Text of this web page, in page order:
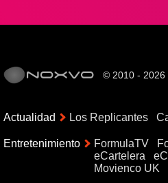
© 2010 - 2026
Actualidad Los Replicantes
Entretenimiento FormulaTV
eCartelera
Movienco UK